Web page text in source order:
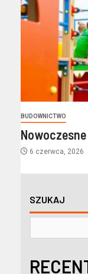
BUDOWNICTWO
6 czerwca, 2026
SZUKAJ